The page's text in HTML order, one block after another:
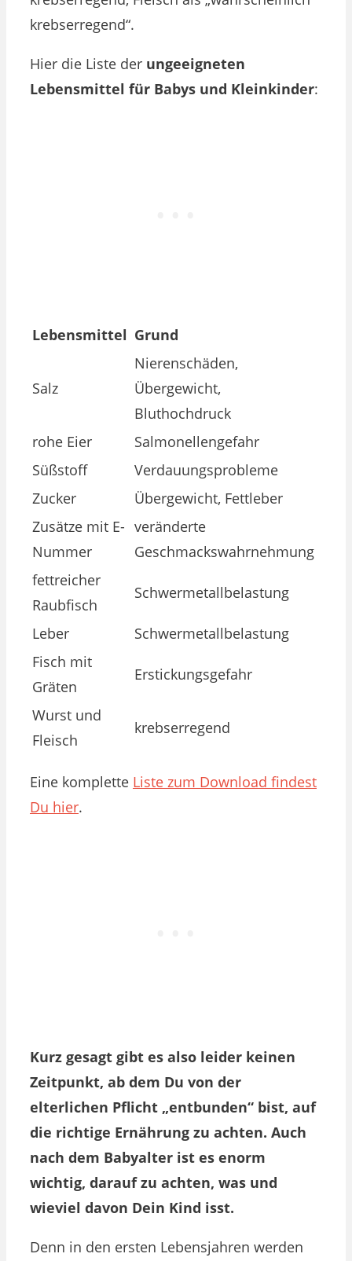
krebserregend“.
Hier die Liste der ungeeigneten
Lebensmittel für Babys und Kleinkinder:
Lebensmittel Grund
Salz
Nierenschäden,
Übergewicht,
Bluthochdruck
rohe Eier
Salmonellengefahr
Süßstoff
Verdauungsprobleme
Zucker
Übergewicht, Fettleber
Zusätze mit E-
Nummer
veränderte
Geschmackswahrnehmung
fettreicher
Raubfisch
Schwermetallbelastung
Leber
Schwermetallbelastung
Fisch mit
Gräten
Erstickungsgefahr
Wurst und
Fleisch
krebserregend
Eine komplette Liste zum Download findest
Du hier.
Kurz gesagt gibt es also leider keinen
Zeitpunkt, ab dem Du von der
elterlichen Pflicht „entbunden“ bist, auf
die richtige Ernährung zu achten. Auch
nach dem Babyalter ist es enorm
wichtig, darauf zu achten, was und
wieviel davon Dein Kind isst.
Denn in den ersten Lebensjahren werden